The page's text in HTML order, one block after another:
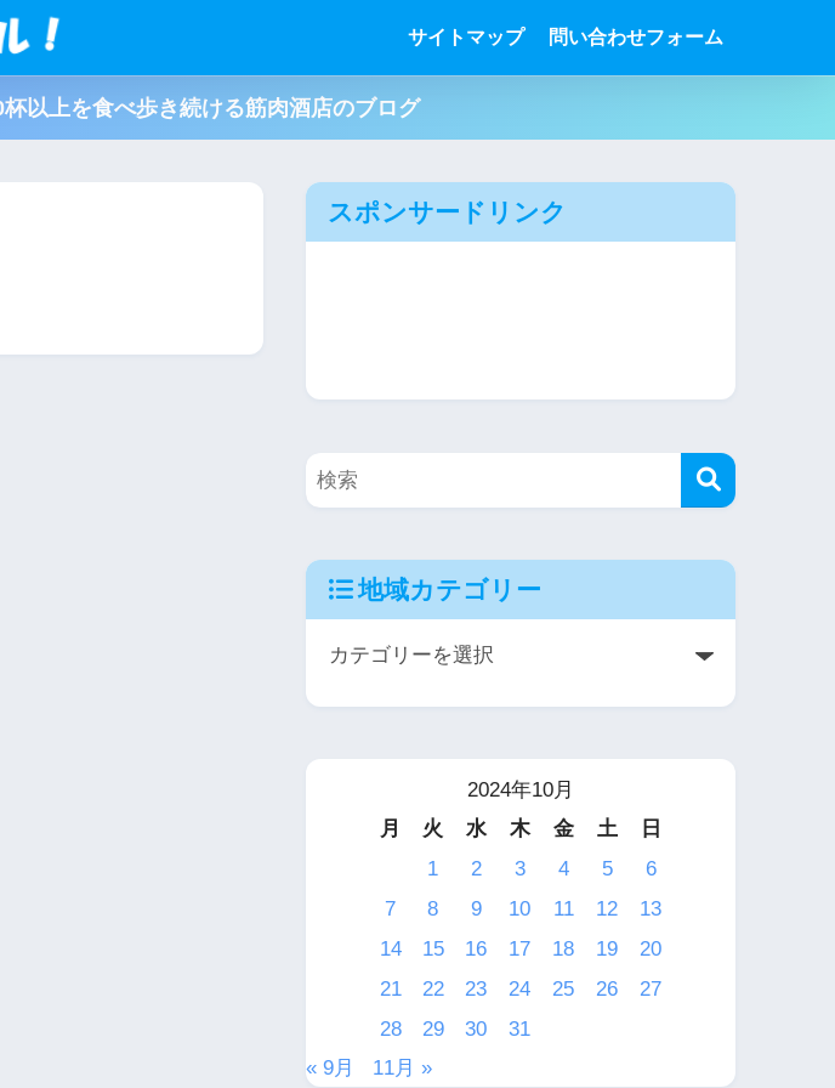
サイトマップ 問い合わせフォーム
以上を食べ歩き続ける筋肉酒店のブログ
スポンサードリンク
地域カテゴリー
2024年10月
月
火 水 木 金 土
日
1
2 3 4 5
6
7
8 9 10 11 12
13
14
15 16 17 18 19
20
21
22 23 24 25 26
27
28
29 30
31
« 9月
11月 »